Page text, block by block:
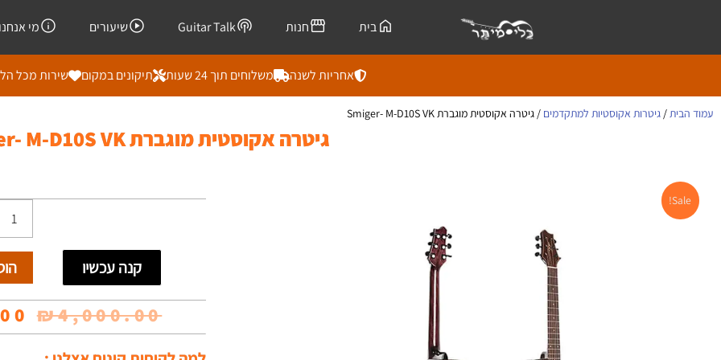
בית חנות Guitar Talk שיעורים מי אנחנו
אחריות לשנה משלוחים תוך 24 שעות תיקונים במקום שירות מכל
עמוד הבית/ גיטרות אקוסטיות למתקדמים / גיטרה אקוסטית מוגברת Smiger- M-D10S VK
Sale!
גיטרה אקוסטית מוגברת Smiger- M-D10S VK
קנה עכשיו
כמות
של
גיטרה
₪4,000.00